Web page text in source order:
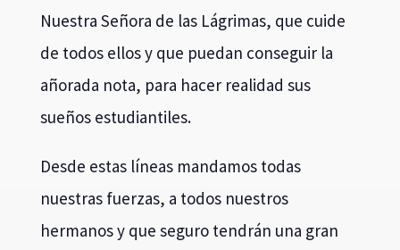
Nuestra Señora de las Lágrimas, que cuide
de todos ellos y que puedan conseguir la
añorada nota, para hacer realidad sus
sueños estudiantiles.
Desde estas líneas mandamos todas
nuestras fuerzas, a todos nuestros
hermanos y que seguro tendrán una gran